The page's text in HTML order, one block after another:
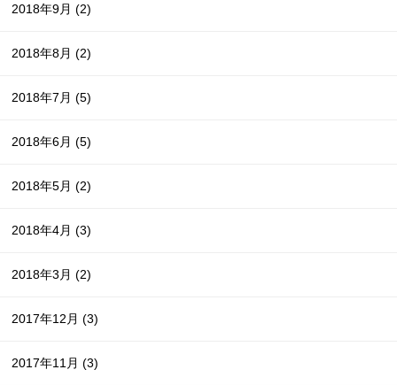
2018年9月(2)
2018年8月(2)
2018年7月(5)
2018年6月(5)
2018年5月(2)
2018年4月(3)
2018年3月(2)
2017年12月(3)
2017年11月(3)